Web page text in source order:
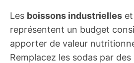
Les boissons industrielles
représentent un budget
apporter de valeur
Remplacez les sodas par